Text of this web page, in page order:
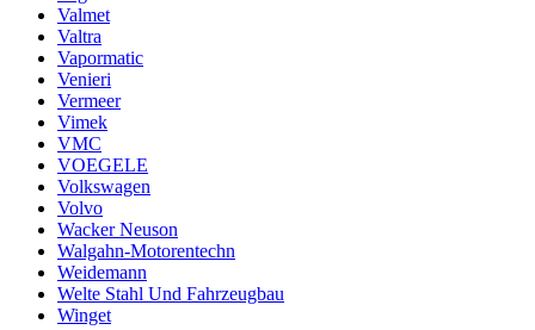
Valmet
Valtra
Vapormatic
Venieri
Vermeer
Vimek
VMC
VOEGELE
Volkswagen
Volvo
Wacker Neuson
Walgahn-Motorentechn
Weidemann
Welte Stahl Und Fahrzeugbau
Winget